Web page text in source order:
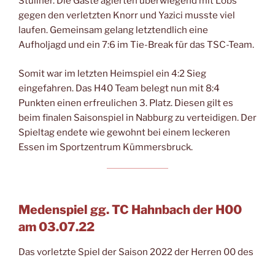
gegen den verletzten Knorr und Yazici musste viel
laufen. Gemeinsam gelang letztendlich eine
Aufholjagd und ein 7:6 im Tie-Break für das TSC-Team.
Somit war im letzten Heimspiel ein 4:2 Sieg
eingefahren. Das H40 Team belegt nun mit 8:4
Punkten einen erfreulichen 3. Platz. Diesen gilt es
beim finalen Saisonspiel in Nabburg zu verteidigen. Der
Spieltag endete wie gewohnt bei einem leckeren
Essen im Sportzentrum Kümmersbruck.
Medenspiel gg. TC Hahnbach der H00
am 03.07.22
Das vorletzte Spiel der Saison 2022 der Herren 00 des